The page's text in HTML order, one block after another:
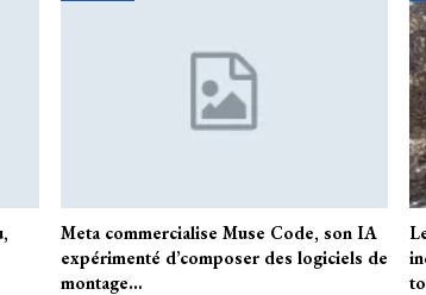
Meta commercialise Muse Code, son IA
expérimenté d’composer des logiciels de
montage…